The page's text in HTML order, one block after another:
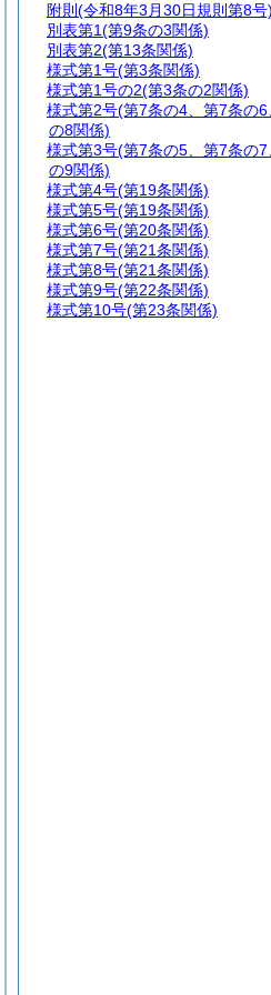
附則 (令和8年3月30日規則第8号)
別表第1(第9条の3関係)
別表第2(第13条関係)
様式第1号(第3条関係)
様式第1号の2(第3条の2関係)
様式第2号(第7条の4、第7条の6
の8関係)
様式第3号(第7条の5、第7条の7
の9関係)
様式第4号(第19条関係)
様式第5号(第19条関係)
様式第6号(第20条関係)
様式第7号(第21条関係)
様式第8号(第21条関係)
様式第9号(第22条関係)
様式第10号(第23条関係)